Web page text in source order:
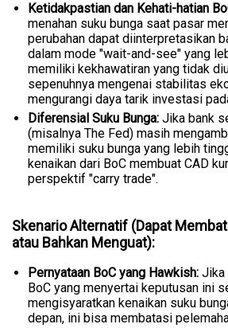
Ketidakpastian dan Kehati-hatian
menahan suku bunga saat pasar
perubahan dapat diinterpretasikan
dalam mode "wait-and-see" yang
memiliki kekhawatiran yang tidak
sepenuhnya mengenai stabilitas
mengurangi daya tarik investasi
Diferensial Suku Bunga: Jika bank
(misalnya The Fed) masih
memiliki suku bunga yang lebih
kenaikan dari BoC membuat CAD
perspektif "carry trade".
Skenario Alternatif (Dapat
atau Bahkan Menguat):
Pernyataan BoC yang Hawkish: Jika
BoC yang menyertai keputusan ini
mengisyaratkan kenaikan suku
depan, ini bisa membatasi